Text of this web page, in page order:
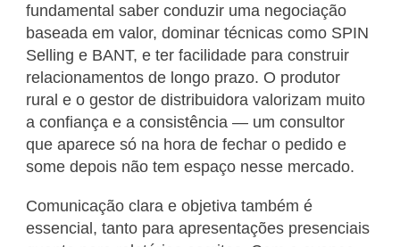
fundamental saber conduzir uma negociação
baseada em valor, dominar técnicas como SPIN
Selling e BANT, e ter facilidade para construir
relacionamentos de longo prazo. O produtor
rural e o gestor de distribuidora valorizam muito
a confiança e a consistência — um consultor
que aparece só na hora de fechar o pedido e
some depois não tem espaço nesse mercado.
Comunicação clara e objetiva também é
essencial, tanto para apresentações presenciais